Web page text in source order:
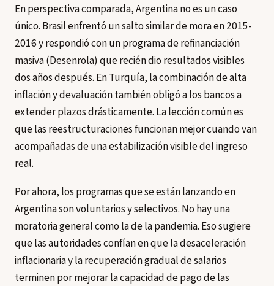
En perspectiva comparada, Argentina no es un caso
único. Brasil enfrentó un salto similar de mora en 2015-
2016 y respondió con un programa de refinanciación
masiva (Desenrola) que recién dio resultados visibles
dos años después. En Turquía, la combinación de alta
inflación y devaluación también obligó a los bancos a
extender plazos drásticamente. La lección común es
que las reestructuraciones funcionan mejor cuando van
acompañadas de una estabilización visible del ingreso
real.
Por ahora, los programas que se están lanzando en
Argentina son voluntarios y selectivos. No hay una
moratoria general como la de la pandemia. Eso sugiere
que las autoridades confían en que la desaceleración
inflacionaria y la recuperación gradual de salarios
terminen por mejorar la capacidad de pago de las